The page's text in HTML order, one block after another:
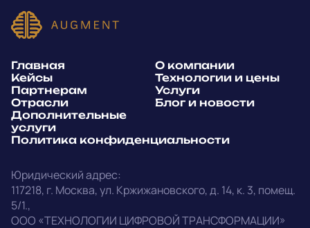
Написать в Telegram
outstaff@augment-tech.ru
Политика
конфиденциальности
Юридический адрес:
117218, г. Москва,ул. Кржижановского, д. 14, к. 3, помещ.
5/1.,
ООО «ТЕХНОЛОГИИ ЦИФРОВОЙ ТРАНСФОРМАЦИИ»
Главная
О компании
Кейсы
Технологии и цены
Партнерам
Услуги
Отрасли
Блог и новости
Дополнительные
услуги
Политика конфиденциальности
E-mail
Telegram
WhatsApp
E-mail
Позвонить
Напишите, какие специалисты, в каком количестве и как
срочно нужны на ваш проект
Прикрепить файл